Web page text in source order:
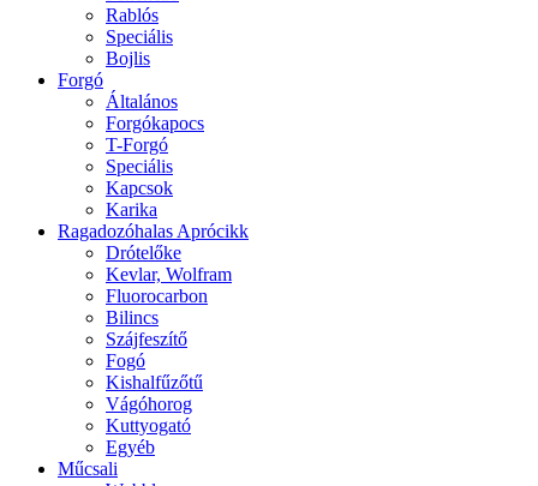
Rablós
Speciális
Bojlis
Forgó
Általános
Forgókapocs
T-Forgó
Speciális
Kapcsok
Karika
Ragadozóhalas Aprócikk
Drótelőke
Kevlar, Wolfram
Fluorocarbon
Bilincs
Szájfeszítő
Fogó
Kishalfűzőtű
Vágóhorog
Kuttyogató
Egyéb
Műcsali